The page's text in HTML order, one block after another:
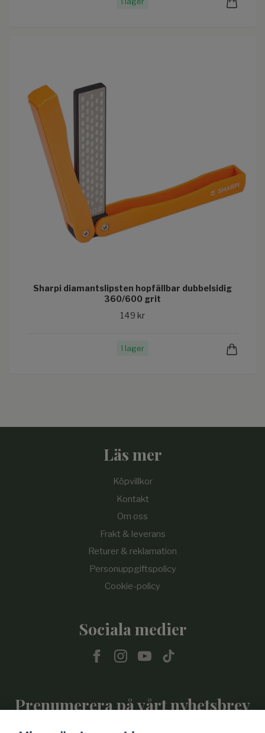
Sharpi diamantslipsten hopfällbar dubbelsidig
360/600 grit
149 kr
I lager
Läs mer
Köpvillkor
Kontakt
Om oss
Frakt & leverans
Returer & reklamation
Personuppgiftspolicy
Cookie-policy
Sociala medier
Prenumerera på vårt nyhetsbrev